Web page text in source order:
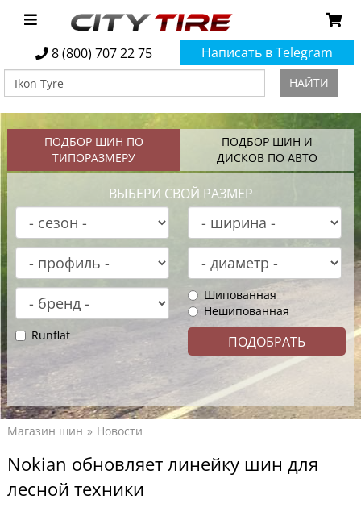
8 (800) 707 22 75 Написать в Telegram
НАЙТИ
ПОДБОР ШИН ПО
ТИПОРАЗМЕРУ
ПОДБОР ШИН И
ДИСКОВ ПО АВТО
ВЫБЕРИ СВОЙ РАЗМЕР
Шипованная
Нешипованная
Runflat
Магазин шин Новости
Nokian обновляет линейку шин для
лесной техники